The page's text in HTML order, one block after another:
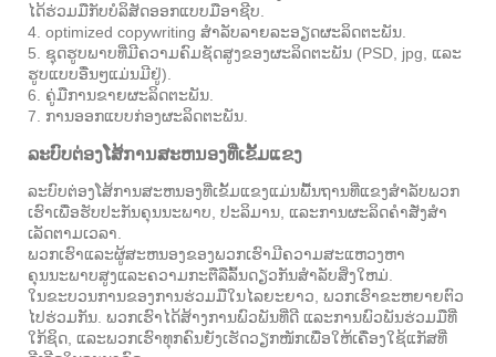
ໄດ້ຮ່ວມມືກັບບໍລິສັດອອກແບບມືອາຊີບ.
4. optimized copywriting ສໍາລັບລາຍລະອຽດຜະລິດຕະພັນ.
5. ຊຸດຮູບພາບທີ່ມີຄວາມຄົມຊັດສູງຂອງຜະລິດຕະພັນ (PSD, jpg, ແລະ
ຮູບແບບອື່ນໆແມ່ນມີຢູ່).
6. ຄູ່ມືການຂາຍຜະລິດຕະພັນ.
7. ການອອກແບບກ່ອງຜະລິດຕະພັນ.
ລະບົບຕ່ອງໂສ້ການສະຫນອງທີ່ເຂັ້ມແຂງ
ລະບົບຕ່ອງໂສ້ການສະຫນອງທີ່ເຂັ້ມແຂງແມ່ນພື້ນຖານທີ່ແຂງສໍາລັບພວກ
ເຮົາເພື່ອຮັບປະກັນຄຸນນະພາບ, ປະລິມານ, ແລະການຜະລິດຄໍາສັ່ງສໍາ
ເລັດຕາມເວລາ.
ພວກເຮົາແລະຜູ້ສະຫນອງຂອງພວກເຮົາມີຄວາມສະແຫວງຫາ
ຄຸນນະພາບສູງແລະຄວາມກະຕືລືລົ້ນດຽວກັນສໍາລັບສິ່ງໃຫມ່.
ໃນ​ຂະ​ບວນ​ການ​ຂອງ​ການ​ຮ່ວມ​ມື​ໃນ​ໄລ​ຍະ​ຍາວ, ພວກ​ເຮົາ​ຂະ​ຫຍາຍ​ຕົວ​
ໄປ​ຮ່ວມ​ກັນ. ພວກເຮົາໄດ້ສ້າງການພົວພັນທີ່ດີ ແລະການພົວພັນຮ່ວມມືທີ່
ໃກ້ຊິດ, ແລະພວກເຮົາທຸກຄົນຍັງເຮັດວຽກໜັກເພື່ອໃຫ້ເຄື່ອງໃຊ້ແກັສທີ່